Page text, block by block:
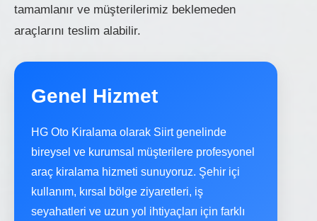
tamamlanır ve müşterilerimiz beklemeden
araçlarını teslim alabilir.
Genel Hizmet
HG Oto Kiralama olarak Siirt genelinde
bireysel ve kurumsal müşterilere profesyonel
araç kiralama hizmeti sunuyoruz. Şehir içi
kullanım, kırsal bölge ziyaretleri, iş
seyahatleri ve uzun yol ihtiyaçları için farklı